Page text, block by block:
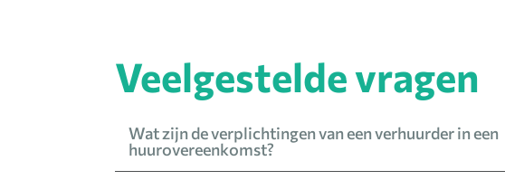
Veelgestelde vragen
Wat zijn de verplichtingen van een verhuurder in een
huurovereenkomst?